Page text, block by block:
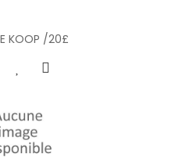
KOOP /20£